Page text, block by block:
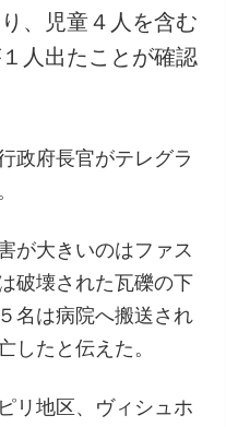
フォトバンク
、児童４人を含む
人出たことが確認
政府長官がテレグラ
。
が大きいのはファス
破壊された瓦礫の下
名は病院へ搬送され
したと伝えた。
リ地区、ヴィシュホ